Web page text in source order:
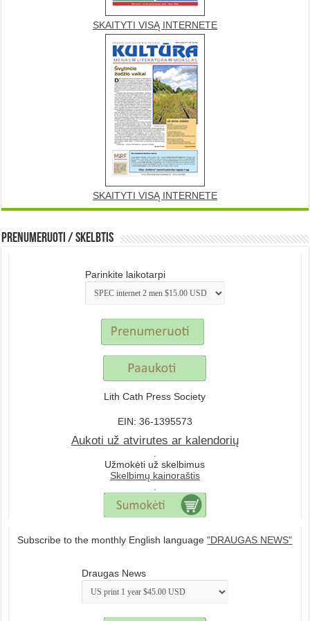
SKAITYTI VISĄ INTERNETE
SKAITYTI VISĄ INTERNETE
Prenumeruoti / Skelbtis
Parinkite laikotarpi
Lith Cath Press Society
EIN: 36-1395573
Aukoti už atvirutes ar kalendorių
.
Užmokėti už skelbimus
Skelbimų kainoraštis
.
Subscribe to the monthly English language"DRAUGAS NEWS"
Draugas News